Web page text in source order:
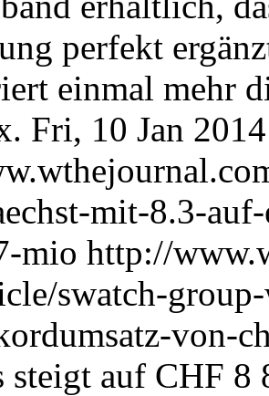
perfekt
einmal mehr
Fri, 10 Jan
mit-8.3-
mio http://
swatch-
von-
steigt auf CHF